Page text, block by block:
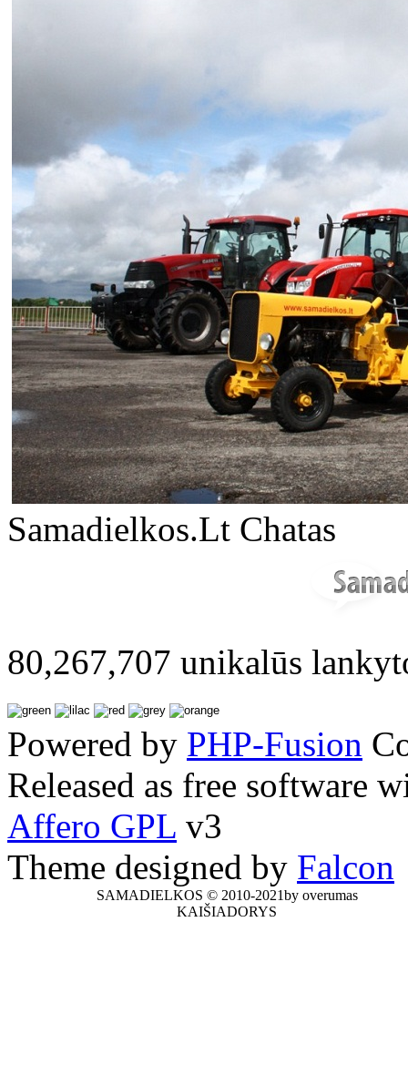
Samadielkos.Lt Chatas
80,267,707 unikalūs
Powered by PHP-Fusion
Released as free software
Affero GPL v3
Theme designed by Falcon
SAMADIELKOS © 2010-2021by overumas
KAIŠIADORYS